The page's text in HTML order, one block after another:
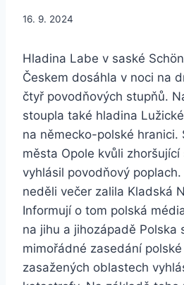
16. 9. 2024
Hladina Labe v saské
Českem dosáhla v noci na
čtyř povodňových stupňů.
stoupla také hladina
na německo-polské hranici.
města Opole kvůli
vyhlásil povodňový
neděli večer zalila Kladská
Informují o tom polská
na jihu a jihozápadě Polska
mimořádné zasedání
zasažených oblastech